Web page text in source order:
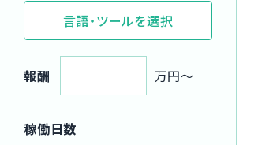
言語・ツールを選択
報酬 万円〜
稼働日数